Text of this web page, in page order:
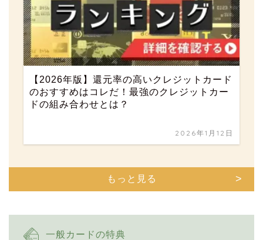
【2026年版】還元率の高いクレジットカード
のおすすめはコレだ！最強のクレジットカー
ドの組み合わせとは？
2026年1月12日
もっと見る
一般カードの特典